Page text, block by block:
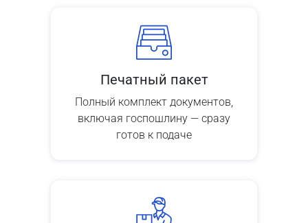
Печатный пакет
Полный комплект документов,
включая госпошлину — сразу
готов к подаче